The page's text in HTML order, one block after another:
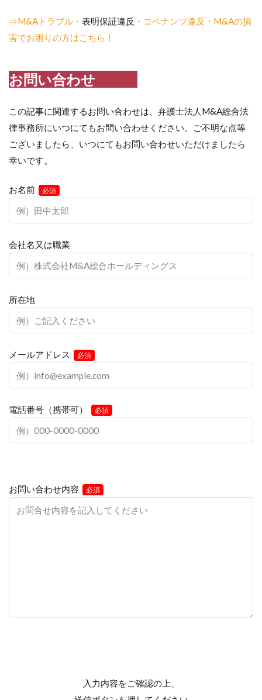
⇒M&Aトラブル・ 表明保証違反 ・コベナンツ違反・M&Aの損
害でお困りの方はこちら！
お問い合わせ
この記事に関連するお問い合わせは、弁護士法人M&A総合法
律事務所にいつにてもお問い合わせください。ご不明な点等
ございましたら、いつにてもお問い合わせいただけましたら
幸いです。
お名前 必須
会社名又は職業
所在地
メールアドレス 必須
電話番号（携帯可） 必須
お問い合わせ内容 必須
入力内容をご確認の上、